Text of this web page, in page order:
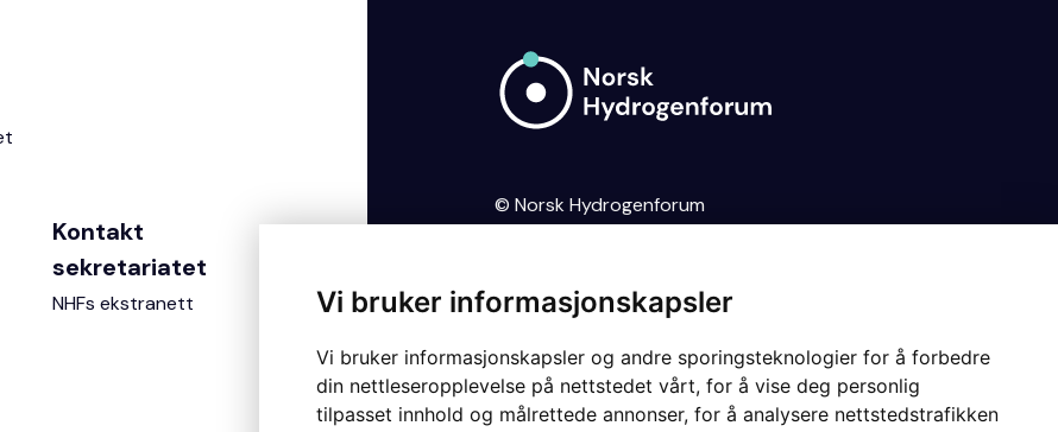
Vi bruker informasjonskapsler
Vi bruker informasjonskapsler og andre sporingsteknologier for å forbedre
din nettleseropplevelse på nettstedet vårt, for å vise deg personlig
tilpasset innhold og målrettede annonser, for å analysere nettstedstrafikken
Kontakt
sekretariatet
NHFs ekstranett
© Norsk Hydrogenforum